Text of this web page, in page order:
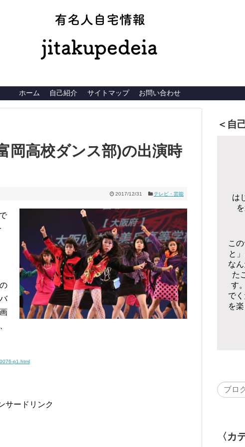
ホーム 自己紹介 サイトマップ お問い合わせ
岡高校ダンス部)の出演時
2017/12/31 テレビ・芸能
p1.html
サードリンク
＜自
は
こ
と
な
た
す
で
を
〈カ